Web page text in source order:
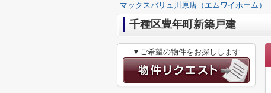
マックスバリュ川原店（エムワイホーム）
千種区豊年町新築戸建
▼ご希望の物件をお探しします